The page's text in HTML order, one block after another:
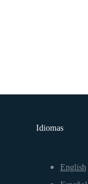
Idiomas
English